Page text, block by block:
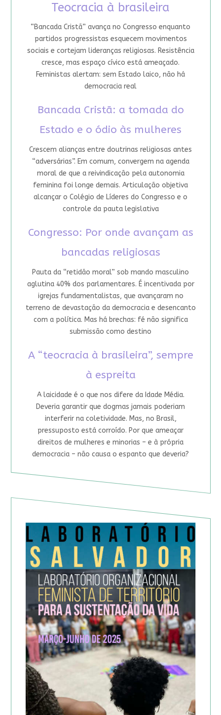
Teocracia à brasileira
“Bancada Cristã” avança no Congresso enquanto
partidos progressistas esquecem movimentos
sociais e cortejam lideranças religiosas. Resistência
cresce, mas espaço cívico está ameaçado.
Feministas alertam: sem Estado laico, não há
democracia real
Bancada Cristã: a tomada do
Estado e o ódio às mulheres
Crescem alianças entre doutrinas religiosas antes
“adversárias”. Em comum, convergem na agenda
moral de que a reivindicação pela autonomia
feminina foi longe demais. Articulação objetiva
alcançar o Colégio de Líderes do Congresso e o
controle da pauta legislativa
Congresso: Por onde avançam as
bancadas religiosas
Pauta da “retidão moral” sob mando masculino
aglutina 40% dos parlamentares. É incentivada por
igrejas fundamentalistas, que avançaram no
terreno de devastação da democracia e desencanto
com a política. Mas há brechas: fé não significa
submissão como destino
A “teocracia à brasileira”, sempre
à espreita
A laicidade é o que nos difere da Idade Média.
Deveria garantir que dogmas jamais poderiam
interferir na coletividade. Mas, no Brasil,
pressuposto está corroído. Por que ameaçar
direitos de mulheres e minorias – e à própria
democracia – não causa o espanto que deveria?